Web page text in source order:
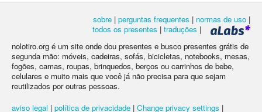
sobre | perguntas frequentes | normas de uso |
todos os presentes | traduções |
nolotiro.org é um site onde dou presentes e busco presentes grátis de
segunda mão: móveis, cadeiras, sofás, bicicletas, notebooks, mesas,
fogões, camas, roupas, brinquedos, berços ou carrinhos de bebe,
celulares e muito mais que você já não precisa para que sejam
reutilizados por outras pessoas.
aviso legal | política de privacidade | Change privacy settings |